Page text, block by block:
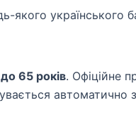
якого українського
65 років. Офіційне
автоматично